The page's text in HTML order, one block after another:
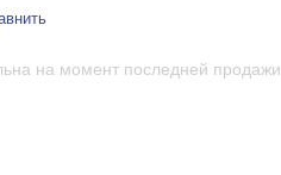
на момент последней продажи